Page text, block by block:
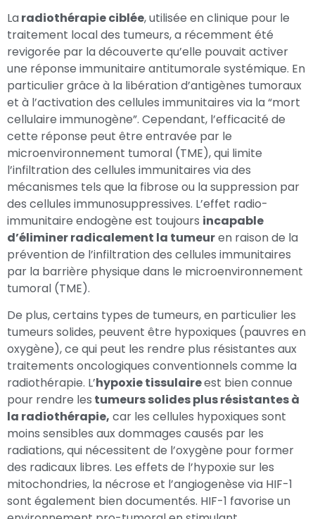
Laradiothérapie ciblée, utilisée en clinique pour le
traitement local des tumeurs, a récemment été
revigorée par la découverte qu’elle pouvait activer
une réponse immunitaire antitumorale systémique. En
particulier grâce à la libération d’antigènes tumoraux
et à l’activation des cellules immunitaires via la “mort
cellulaire immunogène”. Cependant, l’efficacité de
cette réponse peut être entravée par le
microenvironnement tumoral (TME), qui limite
l’infiltration des cellules immunitaires via des
mécanismes tels que la fibrose ou la suppression par
des cellules immunosuppressives. L’effet radio-
immunitaire endogène est toujours incapable
d’éliminer radicalement la tumeuren raison de la
prévention de l’infiltration des cellules immunitaires
par la barrière physique dans le microenvironnement
tumoral (TME).
De plus, certains types de tumeurs, en particulier les
tumeurs solides, peuvent être hypoxiques (pauvres en
oxygène), ce qui peut les rendre plus résistantes aux
traitements oncologiques conventionnels comme la
radiothérapie. L’hypoxie tissulaireest bien connue
pour rendre les tumeurs solides plus résistantes à
la radiothérapie, car les cellules hypoxiques sont
moins sensibles aux dommages causés par les
radiations, qui nécessitent de l’oxygène pour former
des radicaux libres. Les effets de l’hypoxie sur les
mitochondries, la nécrose et l’angiogenèse via HIF-1
sont également bien documentés. HIF-1 favorise un